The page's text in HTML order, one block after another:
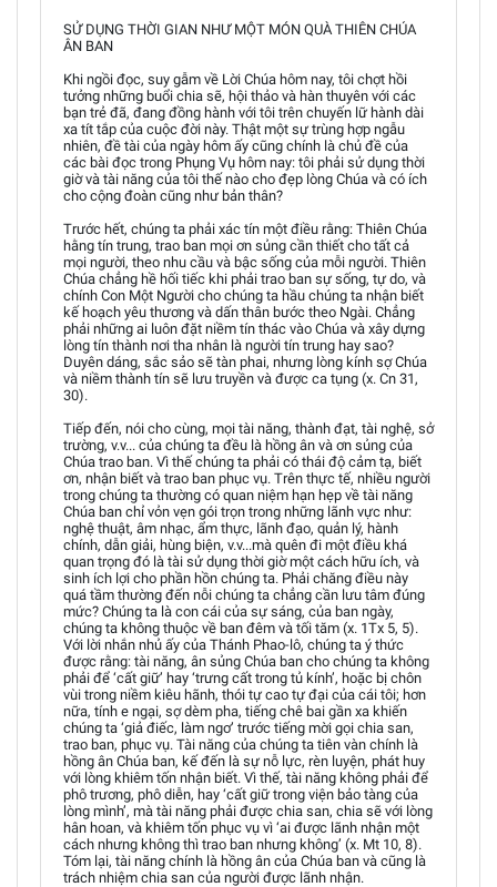
SỬ DỤNG THỜI GIAN NHƯ MỘT MÓN QUÀ THIÊN CHÚA
ÂN BAN
Khi ngồi đọc, suy gẫm về Lời Chúa hôm nay, tôi chợt hồi
tưởng những buổi chia sẽ, hội thảo và hàn thuyên với các
bạn trẻ đã, đang đồng hành với tôi trên chuyến lữ hành dài
xa tít tắp của cuộc đời này. Thật một sự trùng hợp ngẫu
nhiên, đề tài của ngày hôm ấy cũng chính là chủ đề của
các bài đọc trong Phụng Vụ hôm nay: tôi phải sử dụng thời
giờ và tài năng của tôi thế nào cho đẹp lòng Chúa và có ích
cho cộng đoàn cũng như bản thân?
Trước hết, chúng ta phải xác tín một điều rằng: Thiên Chúa
hằng tín trung, trao ban mọi ơn sủng cần thiết cho tất cả
mọi người, theo nhu cầu và bậc sống của mỗi người. Thiên
Chúa chẳng hề hối tiếc khi phải trao ban sự sống, tự do, và
chính Con Một Người cho chúng ta hầu chúng ta nhận biết
kế hoạch yêu thương và dấn thân bước theo Ngài. Chẳng
phải những ai luôn đặt niềm tín thác vào Chúa và xây dựng
lòng tín thành nơi tha nhân là người tín trung hay sao?
Duyên dáng, sắc sảo sẽ tàn phai, nhưng lòng kính sợ Chúa
và niềm thành tín sẽ lưu truyền và được ca tụng (x. Cn 31,
30).
Tiếp đến, nói cho cùng, mọi tài năng, thành đạt, tài nghệ, sở
trường, v.v... của chúng ta đều là hồng ân và ơn sủng của
Chúa trao ban. Vì thế chúng ta phải có thái độ cảm tạ, biết
ơn, nhận biết và trao ban phục vụ. Trên thực tế, nhiều người
trong chúng ta thường có quan niệm hạn hẹp về tài năng
Chúa ban chỉ vỏn vẹn gói trọn trong những lãnh vực như:
nghệ thuật, âm nhạc, ẩm thực, lãnh đạo, quản lý, hành
chính, dẫn giải, hùng biện, v.v...mà quên đi một điều khá
quan trọng đó là tài sử dụng thời giờ một cách hữu ích, và
sinh ích lợi cho phần hồn chúng ta. Phải chăng điều này
quá tầm thường đến nỗi chúng ta chẳng cần lưu tâm đúng
mức? Chúng ta là con cái của sự sáng, của ban ngày,
chúng ta không thuộc về ban đêm và tối tăm (x. 1Tx 5, 5).
Với lời nhắn nhủ ấy của Thánh Phao-lô, chúng ta ý thức
được rằng: tài năng, ân sủng Chúa ban cho chúng ta không
phải để ‘cất giữ’ hay ‘trưng cất trong tủ kính’, hoặc bị chôn
vùi trong niềm kiêu hãnh, thói tự cao tự đại của cái tôi; hơn
nữa, tính e ngại, sợ dèm pha, tiếng chê bai gần xa khiến
chúng ta ‘giả điếc, làm ngơ’ trước tiếng mời gọi chia san,
trao ban, phục vụ. Tài năng của chúng ta tiên vàn chính là
hồng ân Chúa ban, kế đến là sự nỗ lực, rèn luyện, phát huy
với lòng khiêm tốn nhận biết. Vì thế, tài năng không phải để
phô trương, phô diễn, hay ‘cất giữ trong viện bảo tàng của
lòng mình’, mà tài năng phải được chia san, chia sẽ với lòng
hân hoan, và khiêm tốn phục vụ vì ‘ai được lãnh nhận một
cách nhưng không thì trao ban nhưng không’ (x. Mt 10, 8).
Tóm lại, tài năng chính là hồng ân của Chúa ban và cũng là
trách nhiệm chia san của người được lãnh nhận.